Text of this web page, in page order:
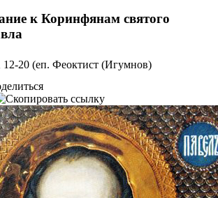
к Коринфянам святого
12-20 (еп. Феоктист (Игумнов)